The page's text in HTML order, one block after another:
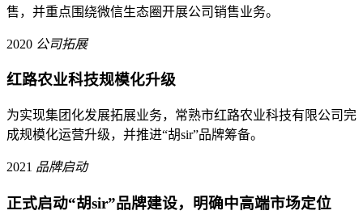
售，并重点围绕微信生态圈开展公司销售业务。
2020 公司拓展
红路农业科技规模化升级
为实现集团化发展拓展业务，常熟市红路农业科技有限公司完
成规模化运营升级，并推进“胡sir”品牌筹备。
2021 品牌启动
正式启动“胡sir”品牌建设，明确中高端市场定位